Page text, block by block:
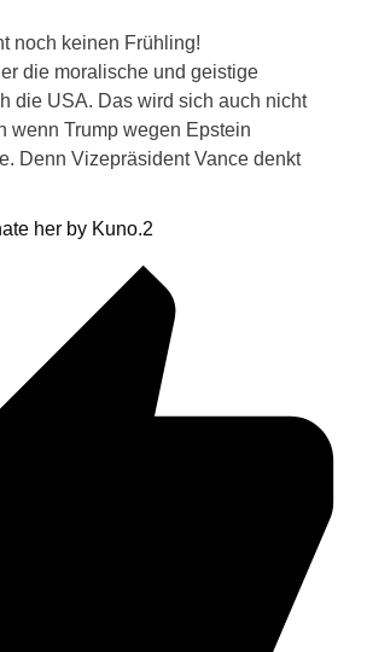
noch keinen Frühling!
die moralische und geistige
die USA. Das wird sich auch nicht
wenn Trump wegen Epstein
Denn Vizepräsident Vance denkt
her by Kuno.2